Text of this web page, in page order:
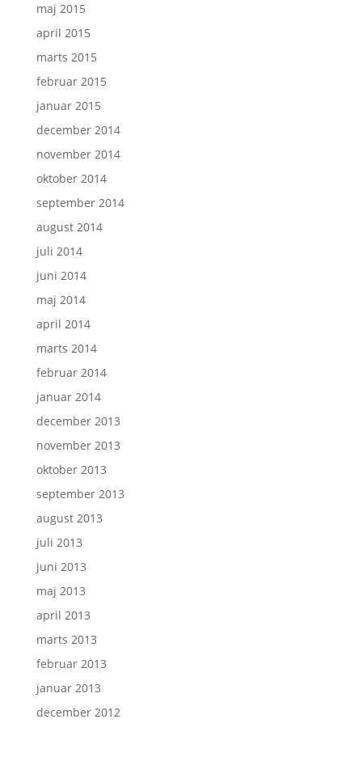
maj 2015
april 2015
marts 2015
februar 2015
januar 2015
december 2014
november 2014
oktober 2014
september 2014
august 2014
juli 2014
juni 2014
maj 2014
april 2014
marts 2014
februar 2014
januar 2014
december 2013
november 2013
oktober 2013
september 2013
august 2013
juli 2013
juni 2013
maj 2013
april 2013
marts 2013
februar 2013
januar 2013
december 2012